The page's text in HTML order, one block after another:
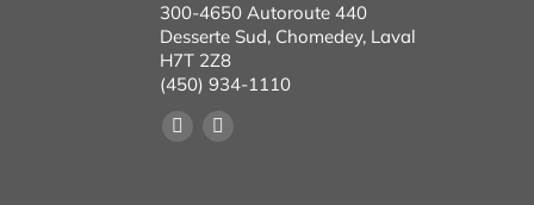
300-4650 Autoroute 440
Desserte Sud, Chomedey, Laval
H7T 2Z8
(450) 934-1110
FacebookInstagram